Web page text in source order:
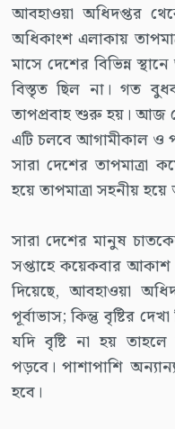
আবহাওয়া অধিদপ্তর
অধিকাংশ এলাকায়
মাসে দেশের বিভিন্ন
বিস্তৃত ছিল না। গত
তাপপ্রবাহ শুরু হয়। আজ
এটি চলবে আগামীকাল ও
সারা দেশের তাপমাত্রা
হয়ে তাপমাত্রা সহনীয়
সারা দেশের মানুষ
সপ্তাহে কয়েকবার আকাশ
দিয়েছে, আবহাওয়া
পূর্বাভাস; কিন্তু বৃষ্টির
যদি বৃষ্টি না হয়
পড়বে। পাশাপাশি
হবে।